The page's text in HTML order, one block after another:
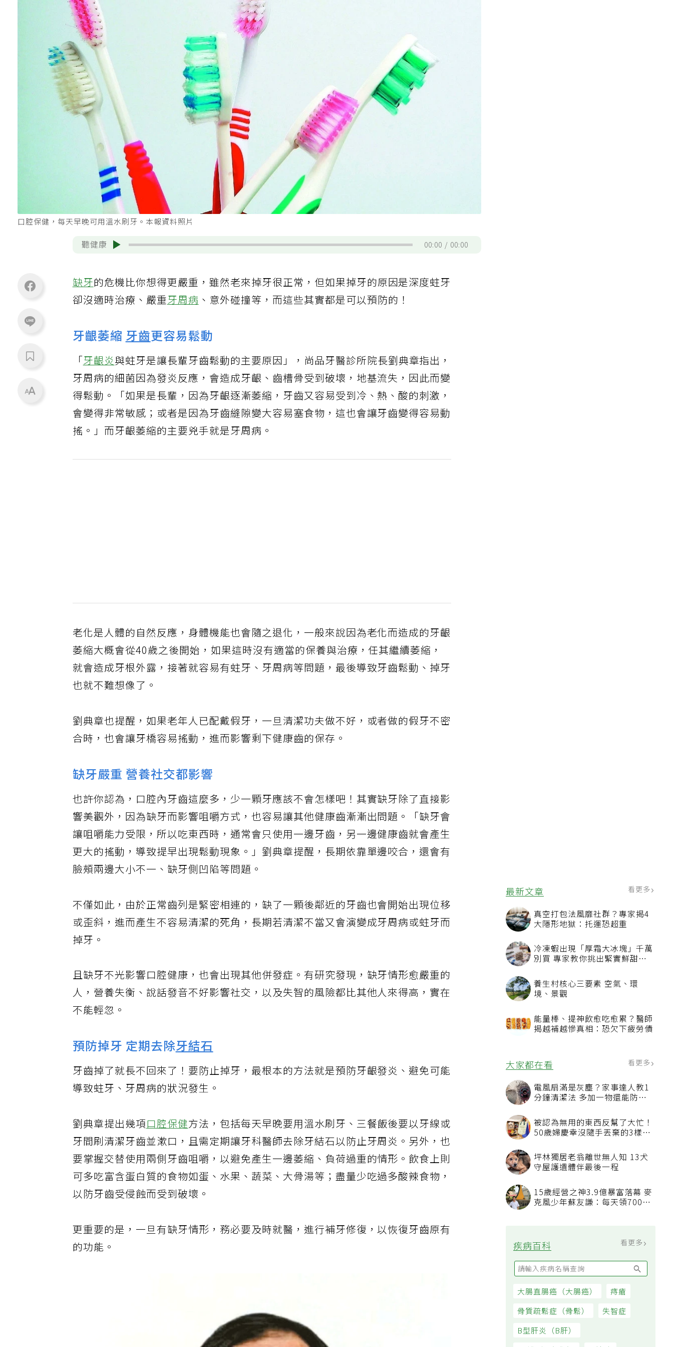
最新文章 看更多
真空打包法風靡社群？專家揭4
大隱形地獄：托運恐超重
冷凍蝦出現「厚霜大冰塊」千萬
別買 專家教你挑出緊實鮮甜蝦
養生村核心三要素 空氣、環
境、景觀
能量棒、提神飲愈吃愈累？醫師
揭越補越慘真相：恐欠下疲勞債
大家都在看
電風扇滿是灰塵？家事達人教1
被認為無用的東西反幫了大忙！
50歲婦慶幸沒隨手丟棄的3樣物
品
坪林獨居老翁離世無人知 13犬
15歲經營之神3.9億暴富落幕 麥
疾病百科
口腔保健，每天早晚可用溫水刷牙。本報資料照片
聽健康 00:00 00:00
缺牙的危機比你想得更嚴重，雖然老來掉牙很正常，但如果掉牙的原因是深度蛀牙
卻沒適時治療、嚴重牙周病 、意外碰撞等，而這些其實都是可以預防的！
牙齦萎縮牙齒更容易鬆動
「牙齦炎與蛀牙是讓長輩牙齒鬆動的主要原因」，尚品牙醫診所院長劉典章指出，
牙周病的細菌因為發炎反應，會造成牙齦、齒槽骨受到破壞，地基流失，因此而變
得鬆動。「如果是長輩，因為牙齦逐漸萎縮，牙齒又容易受到冷、熱、酸的刺激，
會變得非常敏感；或者是因為牙齒縫隙變大容易塞食物，這也會讓牙齒變得容易動
搖。」而牙齦萎縮的主要兇手就是牙周病。
老化是人體的自然反應，身體機能也會隨之退化，一般來說因為老化而造成的牙齦
萎縮大概會從40歲之後開始，如果這時沒有適當的保養與治療，任其繼續萎縮，
就會造成牙根外露，接著就容易有蛀牙、牙周病等問題，最後導致牙齒鬆動、掉牙
也就不難想像了。
劉典章也提醒，如果老年人已配戴假牙，一旦清潔功夫做不好，或者做的假牙不密
合時，也會讓牙橋容易搖動，進而影響剩下健康齒的保存。
缺牙嚴重 營養社交都影響
也許你認為，口腔內牙齒這麼多，少一顆牙應該不會怎樣吧！其實缺牙除了直接影
響美觀外，因為缺牙而影響咀嚼方式，也容易讓其他健康齒漸漸出問題。「缺牙會
讓咀嚼能力受限，所以吃東西時，通常會只使用一邊牙齒，另一邊健康齒就會產生
更大的搖動，導致提早出現鬆動現象。」劉典章提醒，長期依靠單邊咬合，還會有
臉頰兩邊大小不一、缺牙側凹陷等問題。
不僅如此，由於正常齒列是緊密相連的，缺了一顆後鄰近的牙齒也會開始出現位移
或歪斜，進而產生不容易清潔的死角，長期若清潔不當又會演變成牙周病或蛀牙而
掉牙。
且缺牙不光影響口腔健康，也會出現其他併發症。有研究發現，缺牙情形愈嚴重的
人，營養失衡、說話發音不好影響社交，以及失智的風險都比其他人來得高，實在
不能輕忽。
預防掉牙 定期去除牙結石
牙齒掉了就長不回來了！要防止掉牙，最根本的方法就是預防牙齦發炎、避免可能
導致蛀牙、牙周病的狀況發生。
劉典章提出幾項口腔保健方法，包括每天早晚要用溫水刷牙、三餐飯後要以牙線或
牙間刷清潔牙齒並漱口，且需定期讓牙科醫師去除牙結石以防止牙周炎。另外，也
要掌握交替使用兩側牙齒咀嚼，以避免產生一邊萎縮、負荷過重的情形。飲食上則
可多吃富含蛋白質的食物如蛋、水果、蔬菜、大骨湯等；盡量少吃過多酸辣食物，
以防牙齒受侵蝕而受到破壞。
更重要的是，一旦有缺牙情形，務必要及時就醫，進行補牙修復，以恢復牙齒原有
的功能。